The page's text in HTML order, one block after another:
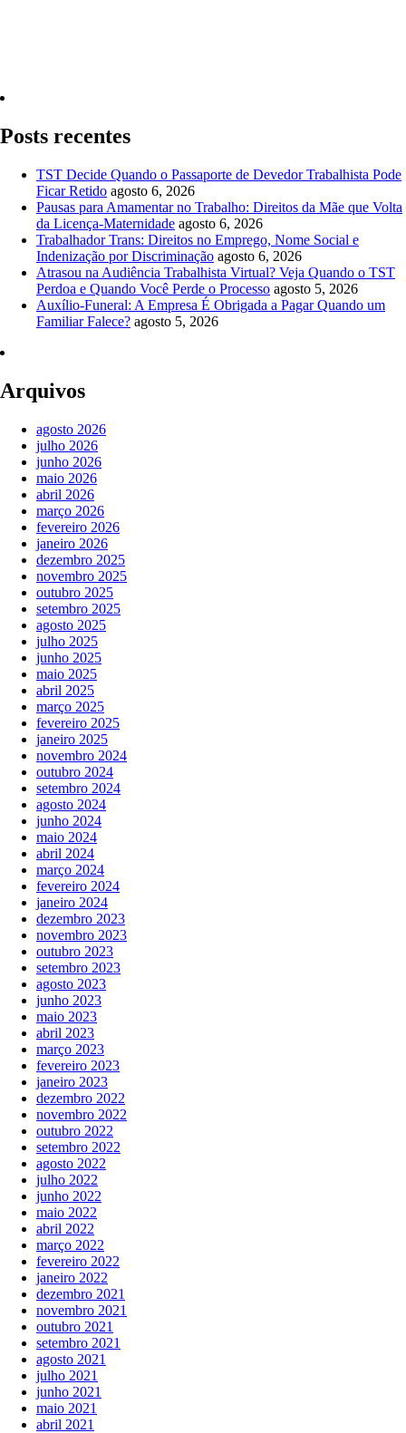
Posts recentes
TST Decide Quando o Passaporte de Devedor Trabalhista Pode
Ficar Retido agosto 6, 2026
Pausas para Amamentar no Trabalho: Direitos da Mãe que Volta
da Licença-Maternidade agosto 6, 2026
Trabalhador Trans: Direitos no Emprego, Nome Social e
Indenização por Discriminação agosto 6, 2026
Atrasou na Audiência Trabalhista Virtual? Veja Quando o TST
Perdoa e Quando Você Perde o Processo agosto 5, 2026
Auxílio-Funeral: A Empresa É Obrigada a Pagar Quando um
Familiar Falece? agosto 5, 2026
Arquivos
agosto 2026
julho 2026
junho 2026
maio 2026
abril 2026
março 2026
fevereiro 2026
janeiro 2026
dezembro 2025
novembro 2025
outubro 2025
setembro 2025
agosto 2025
julho 2025
junho 2025
maio 2025
abril 2025
março 2025
fevereiro 2025
janeiro 2025
novembro 2024
outubro 2024
setembro 2024
agosto 2024
junho 2024
maio 2024
abril 2024
março 2024
fevereiro 2024
janeiro 2024
dezembro 2023
novembro 2023
outubro 2023
setembro 2023
agosto 2023
junho 2023
maio 2023
abril 2023
março 2023
fevereiro 2023
janeiro 2023
dezembro 2022
novembro 2022
outubro 2022
setembro 2022
agosto 2022
julho 2022
junho 2022
maio 2022
abril 2022
março 2022
fevereiro 2022
janeiro 2022
dezembro 2021
novembro 2021
outubro 2021
setembro 2021
agosto 2021
julho 2021
junho 2021
maio 2021
abril 2021